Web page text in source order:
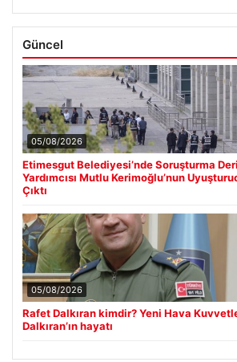
Güncel
05/08/2026
Etimesgut Belediyesi’nde Soruşturma
Yardımcısı Mutlu Kerimoğlu’nun
Çıktı
05/08/2026
Rafet Dalkıran kimdir? Yeni Hava
Dalkıran’ın hayatı